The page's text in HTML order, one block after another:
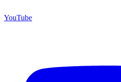
YouTube